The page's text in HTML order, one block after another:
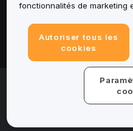
Produits
Mentions légales
© 2025-2026 Bybit.eu. All
Conditions d'utilisation
fonctionnalités de marketing
Autoriser tous les
cookies